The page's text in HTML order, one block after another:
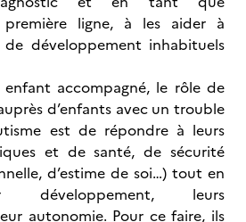
première ligne, à les aider à
de développement inhabituels
accompagné, le rôle de
d’enfants avec un trouble
est de répondre à leurs
et de santé, de sécurité
d’estime de soi…) tout en
développement, leurs
autonomie. Pour ce faire, ils